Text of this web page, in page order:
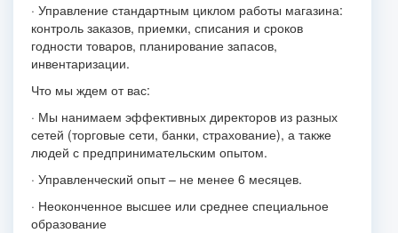
· Управление стандартным циклом работы магазина:
контроль заказов, приемки, списания и сроков
годности товаров, планирование запасов,
инвентаризации.
Что мы ждем от вас:
· Мы нанимаем эффективных директоров из разных
сетей (торговые сети, банки, страхование), а также
людей с предпринимательским опытом.
· Управленческий опыт – не менее 6 месяцев.
· Неоконченное высшее или среднее специальное
образование